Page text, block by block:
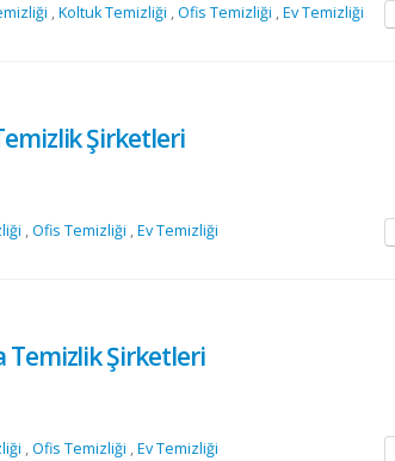
,Koltuk Temizliği ,Ofis Temizliği ,Ev Temizliği
Şirketleri
,Ofis Temizliği ,Ev Temizliği
Temizlik Şirketleri
,Ofis Temizliği ,Ev Temizliği